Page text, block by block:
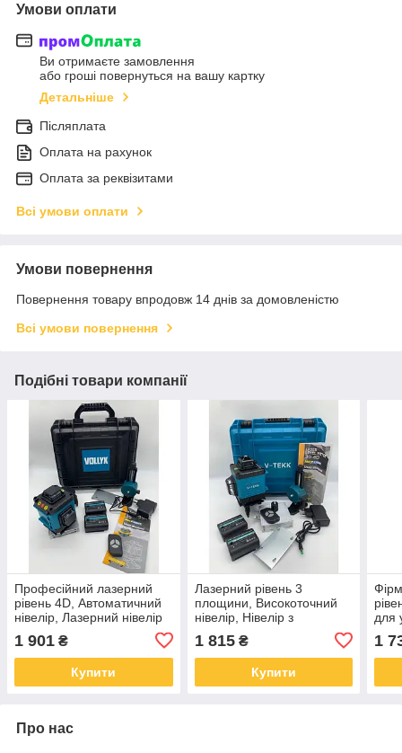
Умови оплати
Ви отримаєте замовлення
або гроші повернуться на вашу картку
Детальніше
Післяплата
Оплата на рахунок
Оплата за реквізитами
Всі умови оплати
Умови повернення
Повернення товару впродовж 14 днів за домовленістю
Всі умови повернення
Подібні товари компанії
Професійний лазерний
рівень 4D, Автоматичний
нівелір, Лазерний нівелір
для розмітки фундаменту
JR-58
1 901 ₴
Купити
Лазерний рівень 3
площини, Високоточний
нівелір, Нівелір з
компенсатором Кращий
лазерний MF-64
1 815₴
Купити
для
79
1
Про нас